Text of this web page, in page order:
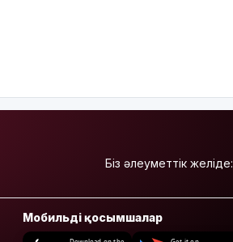
ERG
қолдауымен
Венесуэлада
Біз әлеуметтік желіде:
Мобильді қосымшалар